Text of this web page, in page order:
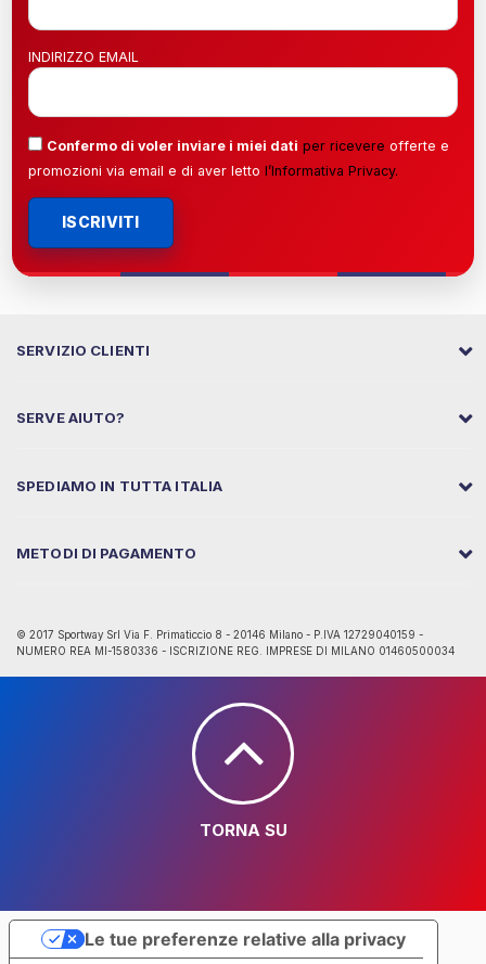
INDIRIZZO EMAIL
Confermo di voler inviare i miei dati per ricevere offerte e
promozioni via email e di aver letto l’Informativa Privacy.
ISCRIVITI
SERVIZIO CLIENTI
SERVE AIUTO?
SPEDIAMO IN TUTTA ITALIA
METODI DI PAGAMENTO
© 2017 Sportway Srl Via F. Primaticcio 8 - 20146 Milano - P.IVA 12729040159 -
NUMERO REA MI-1580336 - ISCRIZIONE REG. IMPRESE DI MILANO 01460500034
TORNA SU
Le tue preferenze relative alla privacy